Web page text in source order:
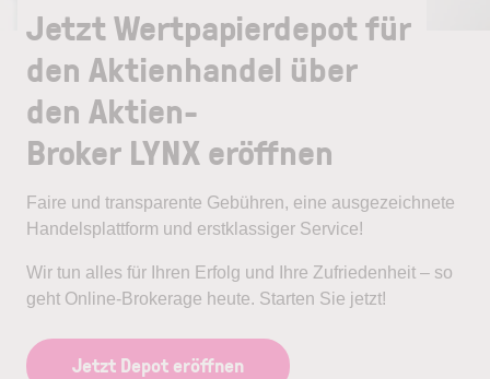
Jetzt Wertpapierdepot für
den Aktienhandel über
den Aktien-
Broker LYNX eröffnen
Faire und transparente Gebühren, eine ausgezeichnete
Handelsplattform und erstklassiger Service!
Wir tun alles für Ihren Erfolg und Ihre Zufriedenheit – so
geht Online-Brokerage heute. Starten Sie jetzt!
Jetzt Depot eröffnen